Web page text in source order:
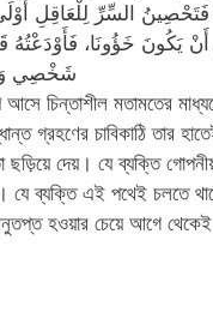
السِّرِّ لِلْعَاقِلِ
خَؤُونَا، فَأَوْدَعْتُهُ
شَخْصِي
চিন্তাশীল মতামতের
গ্রহণের চাবিকাঠি তার
ছড়িয়ে দেয়। যে ব্যক্তি
ব্যক্তি এই পথেই চলতে
হওয়ার চেয়ে আগে থেকেই